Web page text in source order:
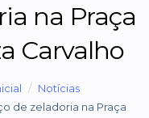
na Praça
Carvalho
Notícias
de zeladoria na Praça